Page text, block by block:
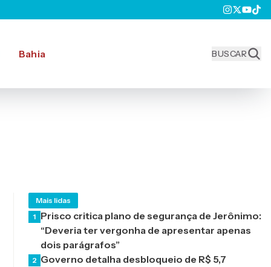
Bahia BUSCAR
Mais lidas
1 Prisco critica plano de segurança de Jerônimo:
“Deveria ter vergonha de apresentar apenas
dois parágrafos”
2 Governo detalha desbloqueio de R$ 5,7